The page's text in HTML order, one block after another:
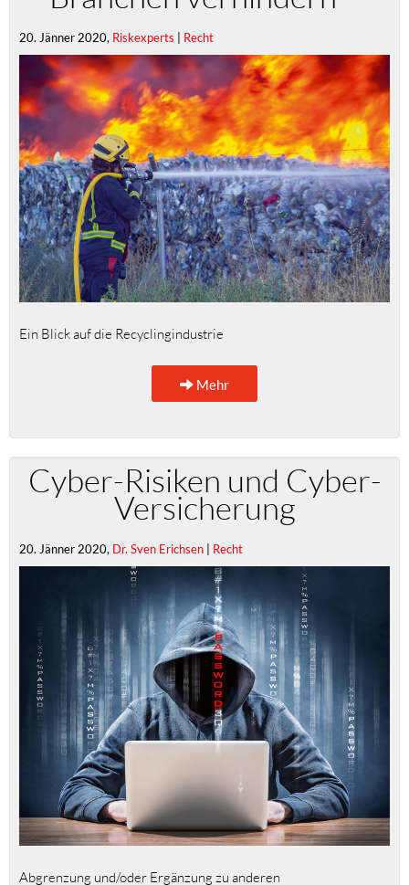
20. Jänner 2020, Riskexperts | Recht
Ein Blick auf die Recyclingindustrie
Mehr
Cyber-Risiken und Cyber-
Versicherung
20. Jänner 2020, Dr. Sven Erichsen | Recht
Abgrenzung und/oder Ergänzung zu anderen